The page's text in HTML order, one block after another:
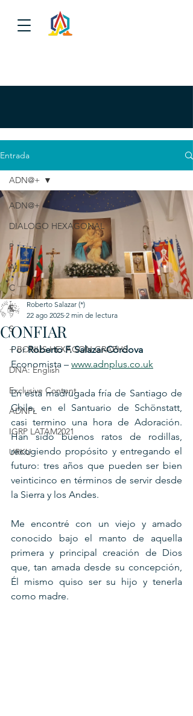
Entrada
ADN@+
DIALOGO HEXAGONAL
P
A
C
E
S
+ BONUS HEXAGON GRAPHS
DNA: English
Exclusive Content
ADNPL
IGRP LATAM2021
URKU
ADN@+
CONFIAR
Roberto Salazar (*)
22 ago 2025 2 min de lectura
Por Roberto F. Salazar-Córdova
Economista – www.adnplus.co.uk
En esta madrugada fría de Santiago de
Chile, en el Santuario de Schönstatt,
casi termino una hora de Adoración.
Han sido buenos ratos de rodillas,
recogiendo propósito y entregando el
futuro: tres años que pueden ser bien
veinticinco en términos de servir desde
la Sierra y los Andes.
Me encontré con un viejo y amado
conocido bajo el manto de aquella
primera y principal creación de Dios
que, tan amada desde su concepción,
Él mismo quiso ser su hijo y tenerla
como madre.